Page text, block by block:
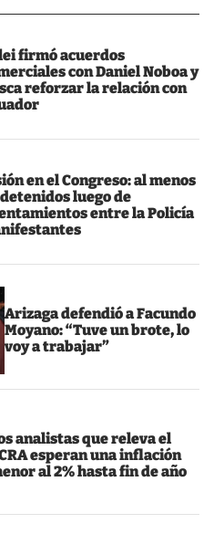
firmó acuerdos
con Daniel Noboa y
reforzar la relación con
en el Congreso: al menos
luego de
entre la Policía
Arizaga defendió a Facundo
Moyano: “Tuve un brote, lo
voy a trabajar”
analistas que releva el
esperan una inflación
al 2% hasta fin de año